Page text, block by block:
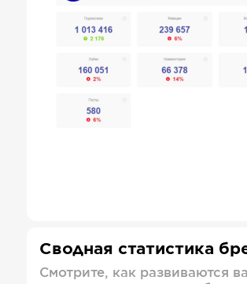
Сводная статистика
Смотрите, как развиваются